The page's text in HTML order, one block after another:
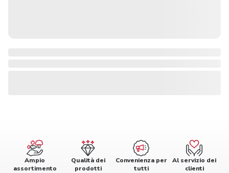
Ampio
assortimento
Qualità dei
prodotti
Convenienza per
tutti
Al servizio dei
clienti